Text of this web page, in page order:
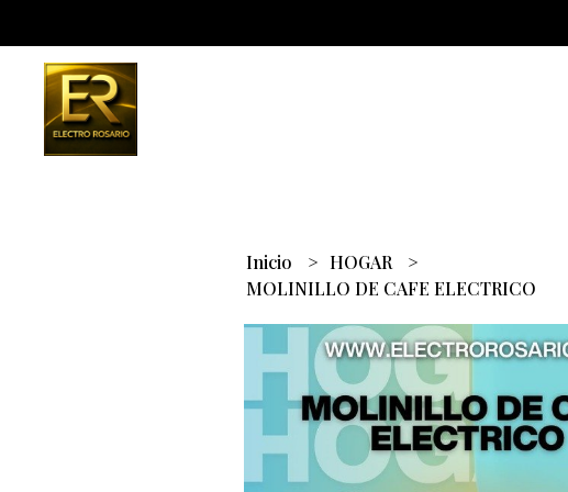
Inicio
HOGAR
MOLINILLO DE CAFE ELECTRICO